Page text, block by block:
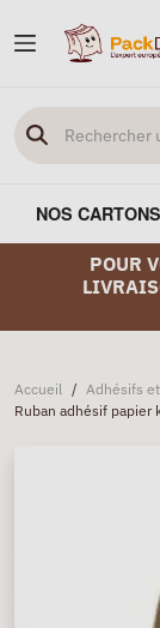
NOS CARTONS
POUR
Accueil / Adhésifs
Ruban adhésif papier